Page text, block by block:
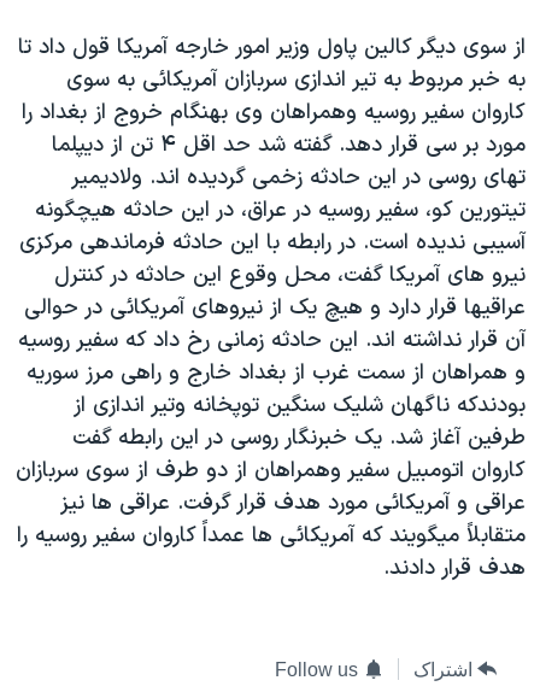
همایش محافظه‌کاران آمریکا «سی‌پک»
صفحه‌های ویژه
سفر پرزیدنت ترامپ به چین
از سوی ديگر کالين پاول وزير امور خارجه آمريکا قول داد تا
به خبر مربوط به تير اندازی سربازان آمريکائی به سوی
کاروان سفير روسيه وهمراهان وی بهنگام خروج از بغداد را
مورد بر سی قرار دهد. گفته شد حد اقل ۴ تن از ديپلما
تهای روسی در اين حادثه زخمی گرديده اند. ولاديمير
تيتورين کو، سفير روسيه در عراق، در اين حادثه هيچگونه
آسيبی نديده است. در رابطه با اين حادثه فرماندهی مرکزی
نيرو های آمريکا گفت، محل وقوع اين حادثه در کنترل
عراقيها قرار دارد و هيچ يک از نيروهای آمريکائی در حوالی
آن قرار نداشته اند. اين حادثه زمانی رخ داد که سفير روسيه
و همراهان از سمت غرب از بغداد خارج و راهی مرز سوريه
بودندکه ناگهان شليک سنگين توپخانه وتير اندازی از
طرفين آغاز شد. يک خبرنگار روسی در اين رابطه گفت
کاروان اتومبيل سفير وهمراهان از دو طرف از سوی سربازان
عراقی و آمريکائی مورد هدف قرار گرفت. عراقی ها نيز
متقابلاً ميگويند که آمريکائی ها عمداً کاروان سفير روسيه را
هدف قرار دادند.
اشتراک Follow us